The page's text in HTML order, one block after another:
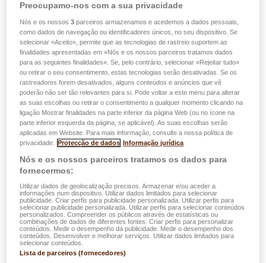
Esta política descreve e formaliza o tratamento de queixas
apresentadas à LALUX (Vida e Não-Vida). Qualquer
queixa apresentada por um requerente será analisada por
um dos nossos gestores de reclamações (dependendo do
departamento em questão) a fim de propor uma solução
adequada e satisfatória o mais rapidamente possível -
neste contexto, qualquer queixa apresentada será
registada num instrumento de acompanhamento criado
para o efeito.
Antes de apresentar uma reclamação, aconselhamo-lo a
contactar o seu agente de seguros LALUX sempre que
possível. Se isto não resolver o seu problema e desejar
fazer uma queixa formal, faça-o por um dos meios
descritos na secção "Fazer uma queixa".
Definições
Preocupamo-nos com a sua privacidade
Nós e os nossos3 parceiros armazenamos e acedemos a dados pessoais,
como dados de navegação ou identificadores únicos, no seu dispositivo. Se
selecionar «Aceito», permite que as tecnologias de rastreio suportem as
finalidades apresentadas em «Nós e os nossos parceiros tratamos dados
para as seguintes finalidades». Se, pelo contrário, selecionar «Rejeitar tudo»
ou retirar o seu consentimento, estas tecnologias serão desativadas. Se os
rastreadores forem desativados, alguns conteúdos e anúncios que vê
poderão não ser tão relevantes para si. Pode voltar a este menu para alterar
as suas escolhas ou retirar o consentimento a qualquer momento clicando na
ligação Mostrar finalidades na parte inferior da página Web (ou no ícone na
parte inferior esquerda da página, se aplicável). As suas escolhas serão
aplicadas em Website. Para mais informação, consulte a nossa política de
privacidade.
Protecção de dados Informação jurídica
Nós e os nossos parceiros tratamos os dados para
fornecermos:
Utilizar dados de geolocalização precisos. Armazenar e/ou aceder a
informações num dispositivo. Utilizar dados limitados para selecionar
publicidade. Criar perfis para publicidade personalizada. Utilizar perfis para
selecionar publicidade personalizada. Utilizar perfis para selecionar conteúdos
personalizados. Compreender os públicos através de estatísticas ou
combinações de dados de diferentes fontes. Criar perfis para personalizar
conteúdos. Medir o desempenho da publicidade. Medir o desempenho dos
conteúdos. Desenvolver e melhorar serviços. Utilizar dados limitados para
selecionar conteúdos.
Lista de parceiros (fornecedores)